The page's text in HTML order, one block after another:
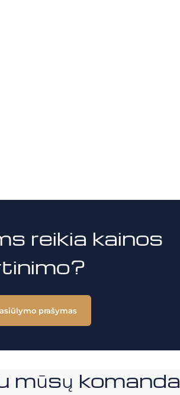
reikia kainos
prašymas
mūsų komanda